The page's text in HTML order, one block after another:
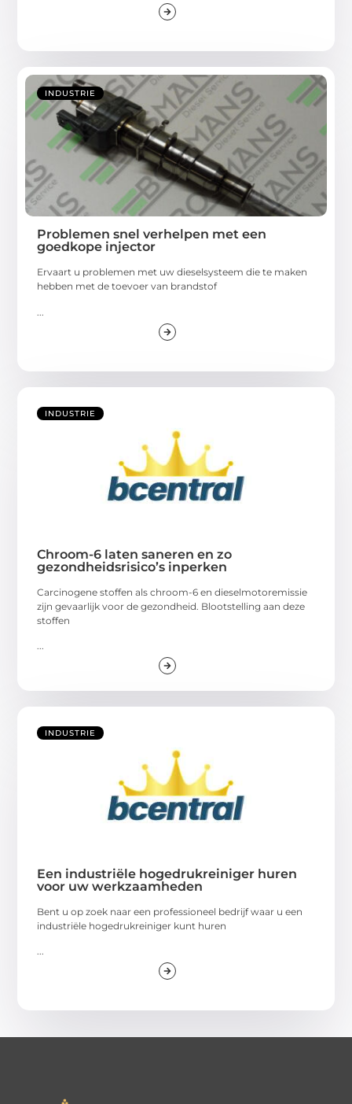
INDUSTRIE
Problemen snel verhelpen met een
goedkope injector
Ervaart u problemen met uw dieselsysteem die te maken
hebben met de toevoer van brandstof
INDUSTRIE
Chroom-6 laten saneren en zo
gezondheidsrisico’s inperken
Carcinogene stoffen als chroom-6 en dieselmotoremissie
zijn gevaarlijk voor de gezondheid. Blootstelling aan deze
stoffen
...
INDUSTRIE
Een industriële hogedrukreiniger huren
voor uw werkzaamheden
Bent u op zoek naar een professioneel bedrijf waar u een
industriële hogedrukreiniger kunt huren
...